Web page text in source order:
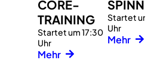
CORE-
TRAINING
Startet um 17:30
Uhr
Mehr
Startet um
Uhr
Mehr